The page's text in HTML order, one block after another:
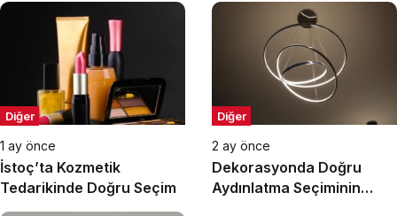
Diğer
1 ay önce
İstoç’ta Kozmetik
Tedarikinde Doğru Seçim
Diğer
2 ay önce
Dekorasyonda Doğru
Aydınlatma Seçiminin